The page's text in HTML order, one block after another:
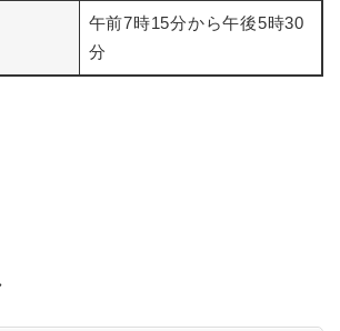
午前7時15分から午後5時30
分